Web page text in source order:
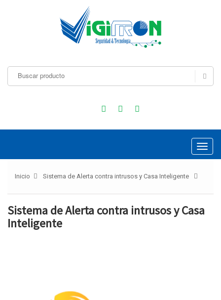
Inicio Sistema de Alerta contra intrusos y Casa Inteligente
Sistema de Alerta contra intrusos y Casa
Inteligente